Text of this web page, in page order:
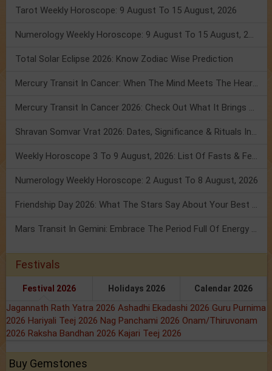
Tarot Weekly Horoscope: 9 August To 15 August, 2026
Numerology Weekly Horoscope: 9 August To 15 August, 2026
Total Solar Eclipse 2026: Know Zodiac Wise Prediction
Mercury Transit In Cancer: When The Mind Meets The Heart!
Mercury Transit In Cancer 2026: Check Out What It Brings For You
Shravan Somvar Vrat 2026: Dates, Significance & Rituals In August
Weekly Horoscope 3 To 9 August, 2026: List Of Fasts & Festivals
Numerology Weekly Horoscope: 2 August To 8 August, 2026
Friendship Day 2026: What The Stars Say About Your Best Friend!
Mars Transit In Gemini: Embrace The Period Full Of Energy & Intelligence
Festivals
Festival 2026 Holidays 2026 Calendar 2026
Jagannath Rath Yatra 2026 Ashadhi Ekadashi 2026 Guru Purnima
2026 Hariyali Teej 2026 Nag Panchami 2026 Onam/Thiruvonam
2026 Raksha Bandhan 2026 Kajari Teej 2026
Buy Gemstones